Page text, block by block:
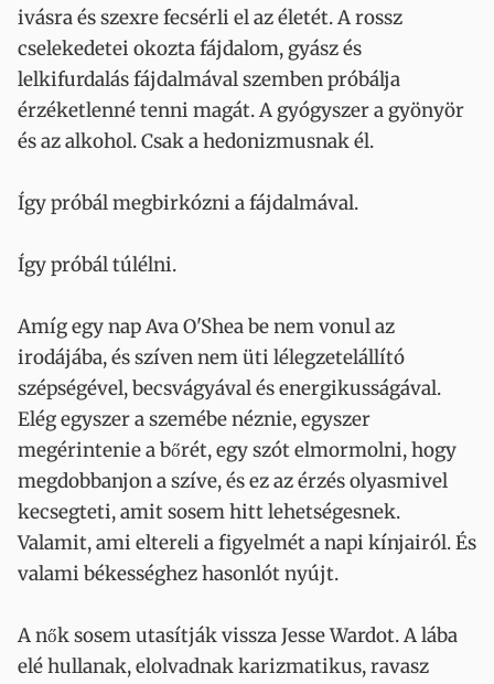
ivásra és szexre fecsérli el az életét. A rossz
cselekedetei okozta fájdalom, gyász és
lelkifurdalás fájdalmával szemben próbálja
érzéketlenné tenni magát. A gyógyszer a gyönyör
és az alkohol. Csak a hedonizmusnak él.
Így próbál megbirkózni a fájdalmával.
Így próbál túlélni.
Amíg egy nap Ava O'Shea be nem vonul az
irodájába, és szíven nem üti lélegzetelállító
szépségével, becsvágyával és energikusságával.
Elég egyszer a szemébe néznie, egyszer
megérintenie a bőrét, egy szót elmormolni, hogy
megdobbanjon a szíve, és ez az érzés olyasmivel
kecsegteti, amit sosem hitt lehetségesnek.
Valamit, ami eltereli a figyelmét a napi kínjairól. És
valami békességhez hasonlót nyújt.
A nők sosem utasítják vissza Jesse Wardot. A lába
elé hullanak, elolvadnak karizmatikus, ravasz